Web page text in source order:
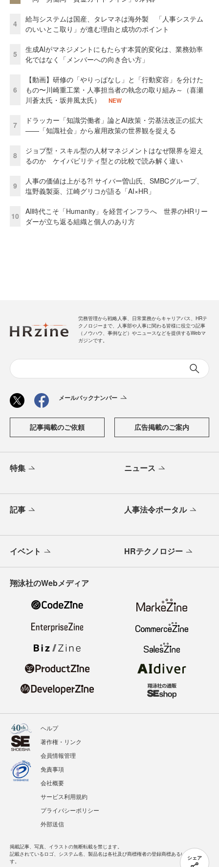
シェア
4
給与システムは国産、タレマネは海外製 「人事システム
のいいとこ取り」が進む理由と成功のポイント
5
生成AIがマネジメントにもたらす本質的変化は、業務効率
化ではなく「メンバーへの向き合い方」
6
【動画】研修の「やりっぱなし」と「行動変容」を分けた
もの〜川崎重工業・人事担当者の執念の取り組み～（喜瀬
川蒼太氏・坂井風太氏）
NEW
7
ドラッカー「知識労働者」論とAI政策・労基法改正の拡大
——「知識社会」から雇用政策の世界観を捉える
8
ジョブ型・スキル型の人材マネジメントはなぜ限界を迎え
るのか ケイパビリティ型との比較で読み解く違い
9
人事の価値は上がる?! サイバー曽山氏、SMBCグループ、
塩野義製薬、江崎グリコが語る「AI×HR」
10
AI時代こそ「Humanity」を経営インフラへ 世界のHRリー
ダーが立ち返る組織と個人のあり方
労務管理から戦略人事、日常業務からキャリアパス、HRテ
クノロジーまで、人事部や人事に関わる皆様に役立つ記事
（ノウハウ、事例など）やニュースなどを提供するWebマ
ガジンです。
メールバックナンバー
記事掲載のご依頼 広告掲載のご案内
特集 ニュース
記事 人事法令ポータル
イベント HRテクノロジー
翔泳社のWebメディア
ヘルプ
著作権・リンク
会員情報管理
免責事項
会社概要
サービス利用規約
プライバシーポリシー
外部送信
掲載記事、写真、イラストの無断転載を禁じます。
記載されているロゴ、システム名、製品名は各社及び商標権者の登録商標あるいは商標で
す。